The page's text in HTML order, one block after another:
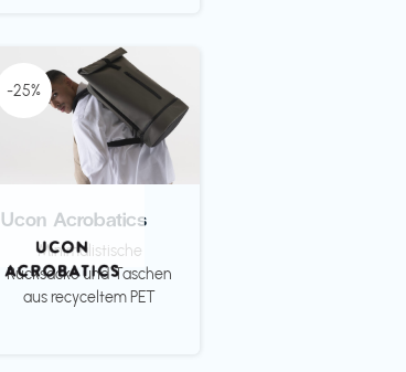
-25%
Ucon Acrobatics
Minimalistische
Rücksäcke und Taschen
aus recyceltem PET